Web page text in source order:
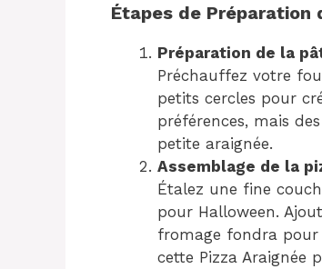
Étapes de Préparation
Préparation de la
Préchauffez votre
petits cercles pour
préférences, mais
petite araignée.
Assemblage de la
Étalez une fine
pour Halloween.
fromage fondra
cette Pizza Araignée